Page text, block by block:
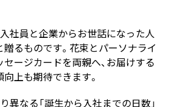
社員と企業からお世話になった人
るものです。花束とパーソナライ
ージカードを両親へ、お届けする
上も期待できます。
異なる「誕生から入社までの日数」